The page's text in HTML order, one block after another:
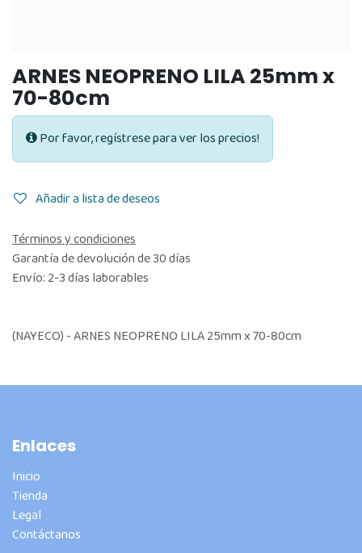
ARNES NEOPRENO LILA 25mm x
70-80cm
Por favor, regístrese para ver los precios!
Añadir a lista de deseos
Términos y condiciones
Garantía de devolución de 30 días
Envío: 2-3 días laborables
(NAYECO) - ARNES NEOPRENO LILA 25mm x 70-80cm
Enlaces
Inicio
Tienda
Legal
Contáctanos